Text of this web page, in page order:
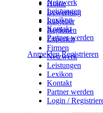
Netzwerk
Leistungen
Lexikon
Kontakt
Partner werden
Anmelden Registrieren
Home
Bewertung
Ratgeber
Regionen
Experten
Firmen
Netzwerk
Leistungen
Lexikon
Kontakt
Partner werden
Login /